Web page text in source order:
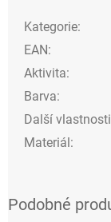
Kategorie:
EAN:
Aktivita:
Barva:
Další vlastnosti
Materiál: